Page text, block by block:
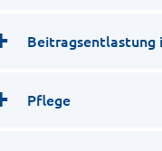
Beitragsentlastung
Pflege